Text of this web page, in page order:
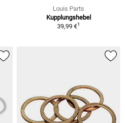
Louis Parts
Kupplungshebel
39,99 €1